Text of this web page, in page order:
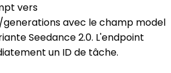
vers
avec le champ model
Seedance 2.0. L'endpoint
un ID de tâche.